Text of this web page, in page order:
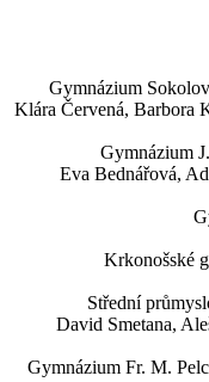
Gymnázium
Klára Červená, Barbora
Gymnázium
Eva Bednářová,
Krkonošské
Střední
David Smetana,
Gymnázium Fr. M.